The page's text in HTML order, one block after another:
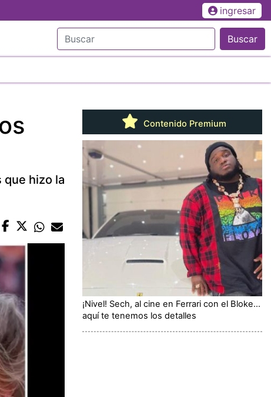
ingresar
Buscar
que hizo la
Contenido Premium
¡Nivel! Sech, al cine en Ferrari con el Bloke...
aquí te tenemos los detalles